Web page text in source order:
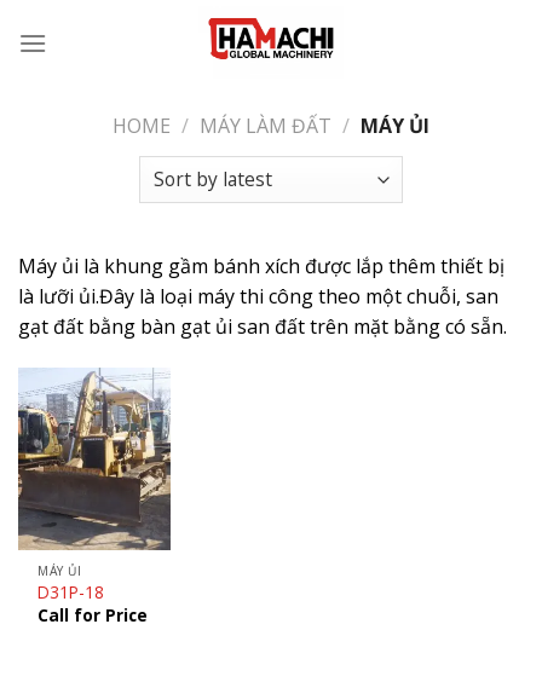
HOME / MÁY LÀM ĐẤT / MÁY ỦI
Máy ủi là khung gầm bánh xích được lắp thêm thiết bị
là lưỡi ủi.Đây là loại máy thi công theo một chuỗi, san
gạt đất bằng bàn gạt ủi san đất trên mặt bằng có sẵn.
MÁY ỦI
D31P-18
Call for Price